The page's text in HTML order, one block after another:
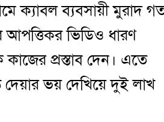
ক্যাবল ব্যবসায়ী মুরাদ
আপত্তিকর ভিডিও ধারণ
প্রস্তাব দেন। এতে
দেয়ার ভয় দেখিয়ে দুই লাখ